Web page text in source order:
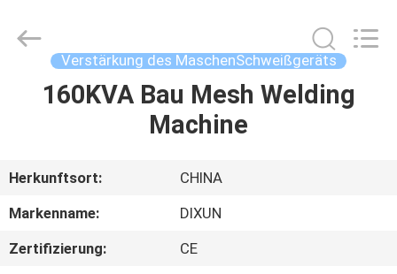
HAUS
VR-
SHOW
Mesh
Products
Verstärkung des MaschenSchweißgeräts
160KVA Bau Mesh Welding
Machine
Herkunftsort:
CHINA
Markenname:
DIXUN
Zertifizierung:
CE